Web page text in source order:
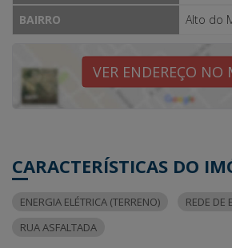
BAIRRO
Alto do
VER ENDEREÇO NO
CARACTERÍSTICAS DO
ENERGIA ELÉTRICA (TERRENO)
REDE DE
RUA ASFALTADA